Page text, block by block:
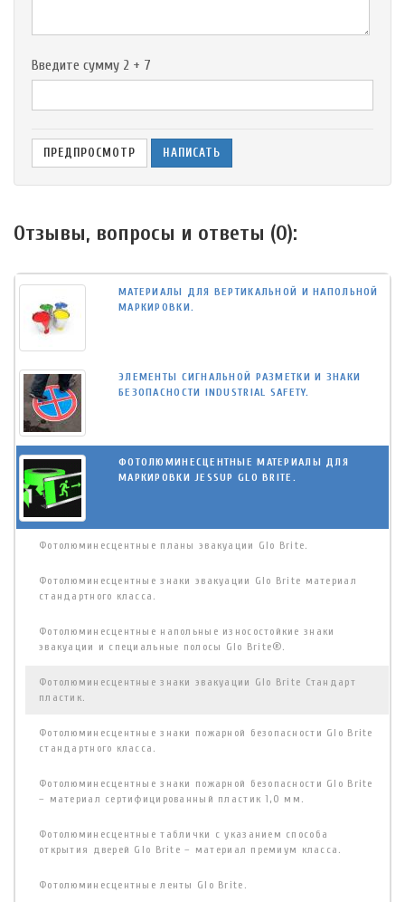
Введите сумму 2 + 7
Отзывы, вопросы и ответы (0):
МАТЕРИАЛЫ ДЛЯ ВЕРТИКАЛЬНОЙ И НАПОЛЬНОЙ
МАРКИРОВКИ.
ЭЛЕМЕНТЫ СИГНАЛЬНОЙ РАЗМЕТКИ И ЗНАКИ
БЕЗОПАСНОСТИ INDUSTRIAL SAFETY.
ФОТОЛЮМИНЕСЦЕНТНЫЕ МАТЕРИАЛЫ ДЛЯ
МАРКИРОВКИ JESSUP GLO BRITE.
Фотолюминесцентные планы эвакуации Glo Brite.
Фотолюминесцентные знаки эвакуации Glo Brite материал
стандартного класса.
Фотолюминесцентные напольные износостойкие знаки
эвакуации и специальные полосы Glo Brite®.
Фотолюминесцентные знаки эвакуации Glo Brite Стандарт
пластик.
Фотолюминесцентные знаки пожарной безопасности Glo Brite
стандартного класса.
Фотолюминесцентные знаки пожарной безопасности Glo Brite
– материал сертифицированный пластик 1,0 мм.
Фотолюминесцентные таблички с указанием способа
открытия дверей Glo Brite – материал премиум класса.
Фотолюминесцентные ленты Glo Brite.